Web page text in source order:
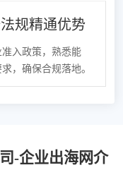
规精通优势
入政策，熟悉能
，确保合规落地。
-企业出海网介